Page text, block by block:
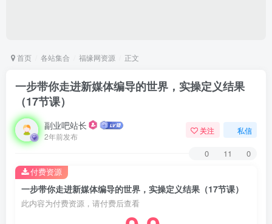
首页 各站集合 福缘网资源 正文
一步带你走进新媒体编导的世界，实操定义结果
（17节课）
副业吧站长
2年前发布
关注 私信
0 11 0
一步带你走进新媒体编导的世界，实操定义结果（17节课）
此内容为付费资源，请付费后查看
付费资源